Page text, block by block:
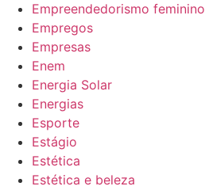
Empreendedorismo feminino
Empregos
Empresas
Enem
Energia Solar
Energias
Esporte
Estágio
Estética
Estética e beleza